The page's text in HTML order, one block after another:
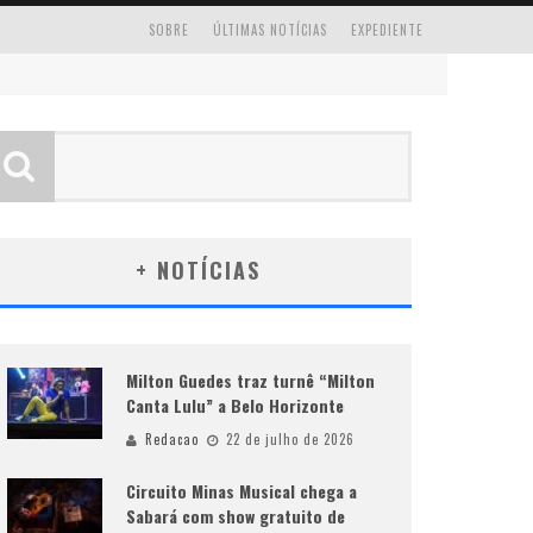
EXPEDIENTE
ÚLTIMAS NOTÍCIAS
SOBRE
+ NOTÍCIAS
Milton Guedes traz turnê “Milton
Canta Lulu” a Belo Horizonte
Redacao 22 de julho de 2026
Circuito Minas Musical chega a
Sabará com show gratuito de